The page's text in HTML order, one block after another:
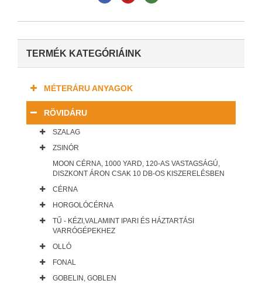
TERMÉK KATEGÓRIÁINK
MÉTERÁRU ANYAGOK
RÖVIDÁRU
SZALAG
ZSINÓR
MOON CÉRNA, 1000 YARD, 120-AS VASTAGSÁGÚ,
DISZKONT ÁRON CSAK 10 DB-OS KISZERELÉSBEN
CÉRNA
HORGOLÓCÉRNA
TŰ - KÉZI,VALAMINT IPARI ÉS HÁZTARTÁSI
VARRÓGÉPEKHEZ
OLLÓ
FONAL
GOBELIN, GOBLEN